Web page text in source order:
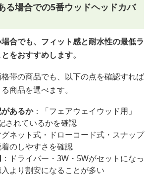
る場合での5番ウッドヘッドカバ
合でも、フィット感と耐水性の最低ラ
をおすすめします。
帯の商品でも、以下の点を確認すれば
商品を選べます。
あるか：「フェアウェイウッド用」
されているかを確認
グネット式・ドローコード式・スナップ
のしやすさを確認
：ドライバー・3W・5Wがセットになっ
より割安になることが多い